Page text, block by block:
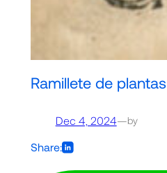
Ramillete de plantas
Dec 4, 2024—by
Share: